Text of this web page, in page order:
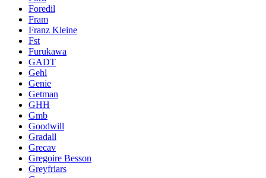
Foredil
Fram
Franz Kleine
Fst
Furukawa
GADT
Gehl
Genie
Getman
GHH
Gmb
Goodwill
Gradall
Grecav
Gregoire Besson
Greyfriars